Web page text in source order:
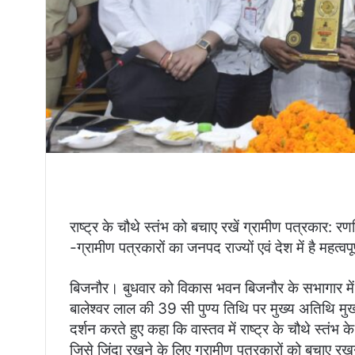
राष्ट्र के चौथे स्तंभ को बचाए रखें ग्रामीण पत्रकार:
-ग्रामीण पत्रकारों का जनपद राज्यों एवं देश में है
बिजनौर। बुधवार को विकास भवन बिजनौर के
बालेश्वर लाल की 39 सी पुण्य तिथि पर मुख्य अतिथि
दर्शन करते हुए कहा कि वास्तव में राष्ट्र के चौथे स्तंभ
जिसे जिंदा रखने के लिए ग्रामीण पत्रकारों को बचाए